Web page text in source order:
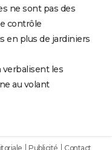
ne sont pas des
contrôle
en plus de jardiniers
verbalisent les
au volant
Publicité Contact